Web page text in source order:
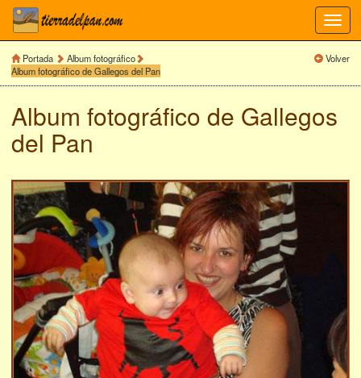
Portada
Album fotográfico
Album fotográfico de Gallegos del Pan
Volver
Album fotográfico de Gallegos
del Pan